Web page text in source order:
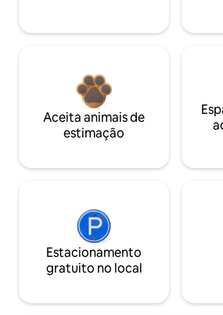
Aceita animais de
estimação
Estacionamento
gratuito no local